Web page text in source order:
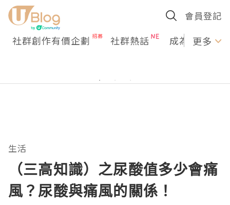
會員登記
社群創作有價企劃 社群熱話 成為U更多
生活
（三高知識）之尿酸值多少會痛
風？尿酸與痛風的關係！